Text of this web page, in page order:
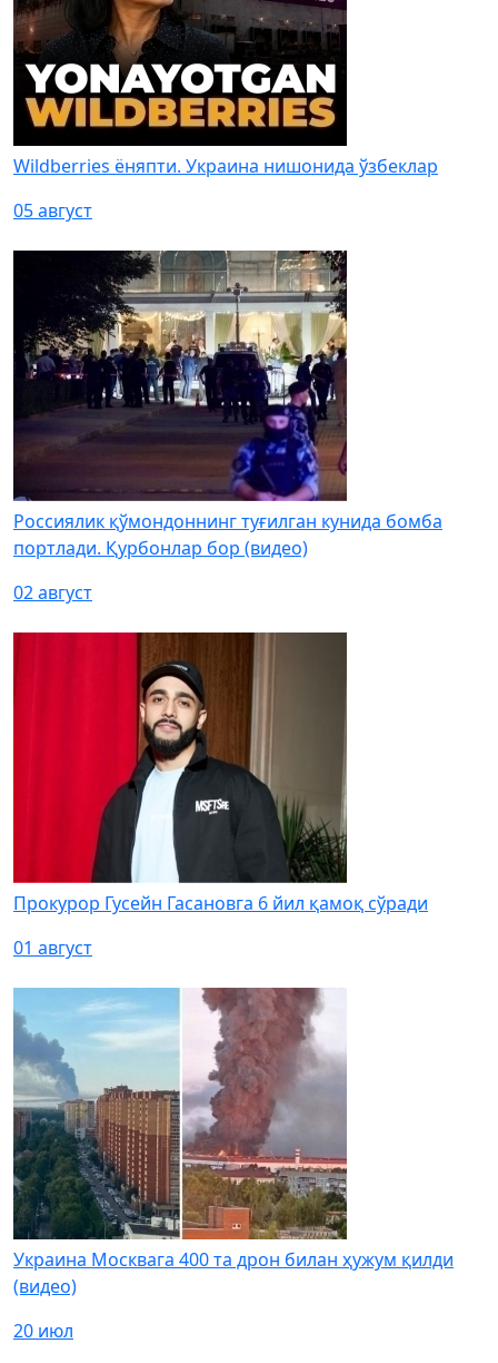
Wildberries ёняпти. Украина нишонида ўзбеклар
05 август
Россиялик қўмондоннинг туғилган кунида бомба
портлади. Қурбонлар бор (видео)
02 август
Прокурор Гусейн Гасановга 6 йил қамоқ сўради
01 август
Украина Москвага 400 та дрон билан ҳужум қилди
(видео)
20 июл